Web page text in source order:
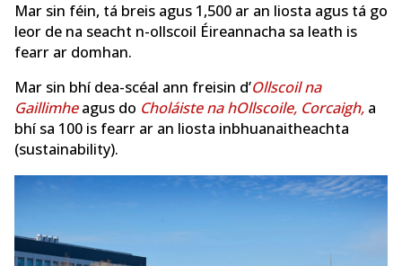
Mar sin féin, tá breis agus 1,500 ar an liosta agus tá go
leor de na seacht n-ollscoil Éireannacha sa leath is
fearr ar domhan.
Mar sin bhí dea-scéal ann freisin d’Ollscoil na
Gaillimheagus do Choláiste na hOllscoile, Corcaigh, a
bhí sa 100 is fearr ar an liosta inbhuanaitheachta
(sustainability).